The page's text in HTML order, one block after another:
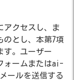
アクセスし、ま
のとし、本第7項
す。ユーザー
ォームまたはai-
ールを送信する